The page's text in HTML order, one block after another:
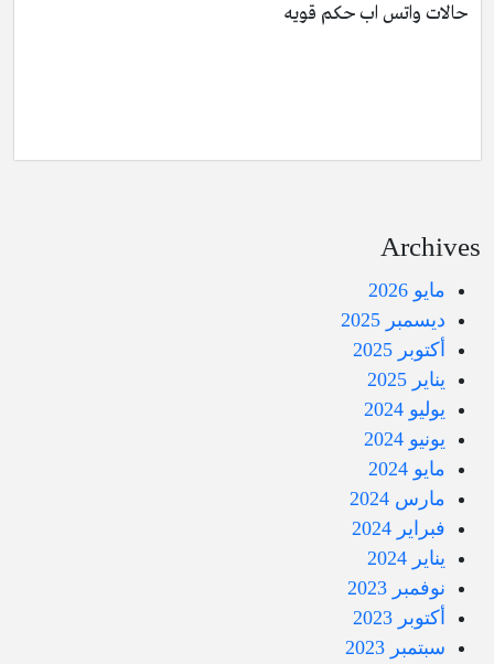
حالات واتس اب حكم قويه
Archives
مايو 2026
ديسمبر 2025
أكتوبر 2025
يناير 2025
يوليو 2024
يونيو 2024
مايو 2024
مارس 2024
فبراير 2024
يناير 2024
نوفمبر 2023
أكتوبر 2023
سبتمبر 2023